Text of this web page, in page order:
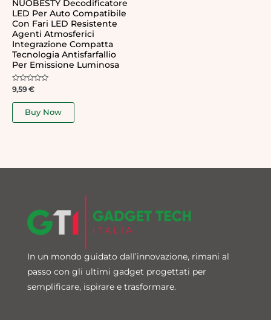
NUOBESTY Decodificatore
LED Per Auto Compatibile
Con Fari LED Resistente
Agenti Atmosferici
Integrazione Compatta
Tecnologia Antisfarfallio
Per Emissione Luminosa
Rated
out
9,59€
Buy Now
In un mondo guidato dall’innovazione, rimani al
passo con gli ultimi gadget progettati per
semplificare, ispirare e trasformare.